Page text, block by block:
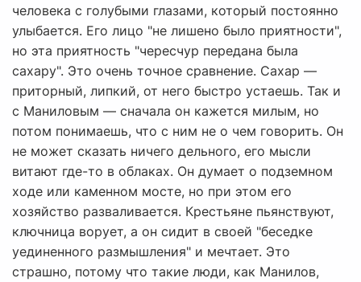
человека с голубыми глазами, который постоянно
улыбается. Его лицо "не лишено было приятности",
но эта приятность "чересчур передана была
сахару". Это очень точное сравнение. Сахар —
приторный, липкий, от него быстро устаешь. Так и
с Маниловым — сначала он кажется милым, но
потом понимаешь, что с ним не о чем говорить. Он
не может сказать ничего дельного, его мысли
витают где-то в облаках. Он думает о подземном
ходе или каменном мосте, но при этом его
хозяйство разваливается. Крестьяне пьянствуют,
ключница ворует, а он сидит в своей "беседке
уединенного размышления" и мечтает. Это
страшно, потому что такие люди, как Манилов,